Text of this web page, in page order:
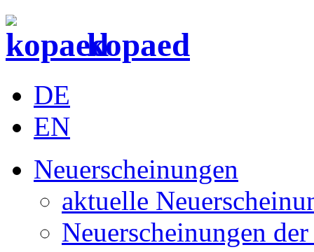
kopaed
DE
EN
Neuerscheinungen
aktuelle
Neuerscheinungen